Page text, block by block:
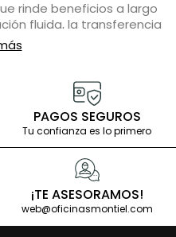
rinde beneficios a largo
fluida, la transferencia
espontánea entre
multipuesto de oficina en
un mensaje claro
que son altamente
competitivo de hoy.
de oficina no son solo
también una declaración
cualquier ambiente de
abierto, luminoso y
para integrarse
de la empresa,
un sentido de
PAGOS SEGUROS
Tu confianza es lo primero
¡TE ASESORAMOS!
web@oficinasmontiel.com